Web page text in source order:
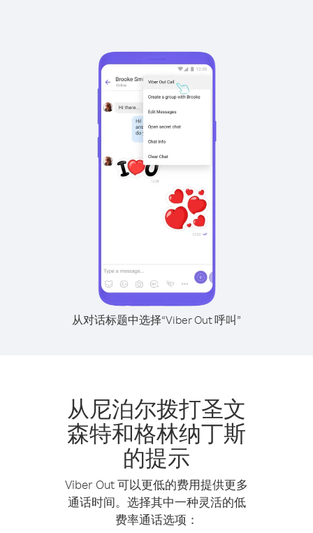
从对话标题中选择“Viber Out 呼叫”
从尼泊尔拨打圣文
森特和格林纳丁斯
的提示
Viber Out 可以更低的费用提供更多
通话时间。选择其中一种灵活的低
费率通话选项：